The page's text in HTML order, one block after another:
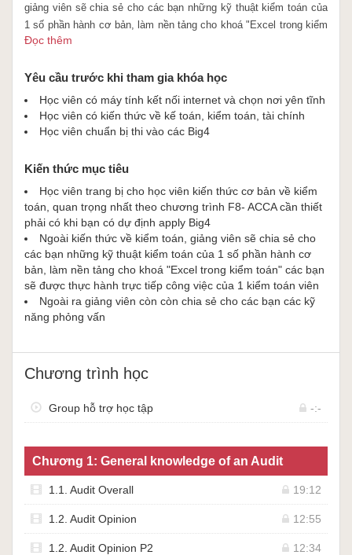
giảng viên sẽ chia sẻ cho các bạn những kỹ thuật kiểm toán của
1 số phần hành cơ bản, làm nền tảng cho khoá "Excel trong kiểm
toán" các bạn sẽ được thực hành trực tiếp công việc của 1 kiểm
năng phỏng vấn.
Chi tiết các kiến thức sẽ được cover trong chuyên đề Audit
Đọc thêm
Yêu cầu trước khi tham gia khóa học
Học viên có máy tính kết nối internet và chọn nơi yên tĩnh
Học viên có kiến thức về kế toán, kiểm toán, tài chính
Học viên chuẩn bị thi vào các Big4
Kiến thức mục tiêu
Học viên trang bị cho học viên kiến thức cơ bản về kiểm
toán, quan trọng nhất theo chương trình F8- ACCA cần thiết
phải có khi bạn có dự định apply Big4
Ngoài kiến thức về kiểm toán, giảng viên sẽ chia sẻ cho
các bạn những kỹ thuật kiểm toán của 1 số phần hành cơ
bản, làm nền tảng cho khoá "Excel trong kiểm toán" các bạn
sẽ được thực hành trực tiếp công việc của 1 kiểm toán viên
Ngoài ra giảng viên còn còn chia sẻ cho các bạn các kỹ
năng phỏng vấn
Chương trình học
Group hỗ trợ học tập -:-
Chương 1: General knowledge of an Audit
1.1. Audit Overall 19:12
1.2. Audit Opinion 12:55
1.2. Audit Opinion P2 12:34